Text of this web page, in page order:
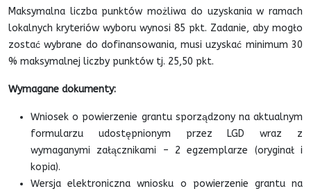
Maksymalna liczba punktów możliwa do uzyskania w ramach
lokalnych kryteriów wyboru wynosi 85 pkt. Zadanie, aby mogło
zostać wybrane do dofinansowania, musi uzyskać minimum 30
% maksymalnej liczby punktów tj. 25,50 pkt.
Wymagane dokumenty:
Wniosek o powierzenie grantu sporządzony na aktualnym
formularzu udostępnionym przez LGD wraz z
wymaganymi załącznikami – 2 egzemplarze (oryginał i
kopia).
Wersja elektroniczna wniosku o powierzenie grantu na